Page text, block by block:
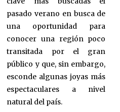
pasado verano en busca de
una oportunidad para
conocer una región poco
transitada por el gran
público y que, sin embargo,
esconde algunas joyas más
espectaculares a nivel
natural del país.